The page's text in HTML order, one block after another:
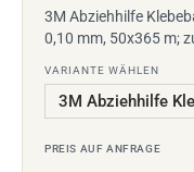
3M Abziehhilfe
0,10 mm, 50x365 m;
VARIANTE WÄHLEN
PREIS AUF ANFRAGE